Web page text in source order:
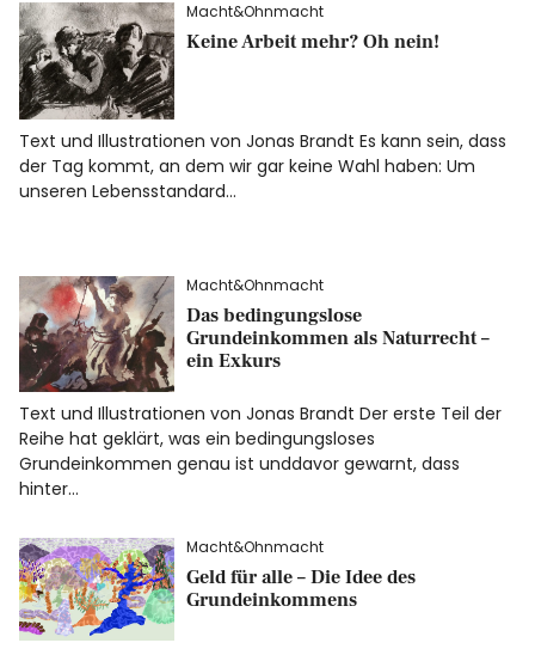
Macht&Ohnmacht
Keine Arbeit mehr? Oh nein!
Text und Illustrationen von Jonas Brandt Es kann sein, dass
der Tag kommt, an dem wir gar keine Wahl haben: Um
unseren Lebensstandard…
Macht&Ohnmacht
Das bedingungslose
Grundeinkommen als Naturrecht –
ein Exkurs
Text und Illustrationen von Jonas Brandt Der erste Teil der
Reihe hat geklärt, was ein bedingungsloses
Grundeinkommen genau ist unddavor gewarnt, dass
hinter…
Macht&Ohnmacht
Geld für alle – Die Idee des
Grundeinkommens